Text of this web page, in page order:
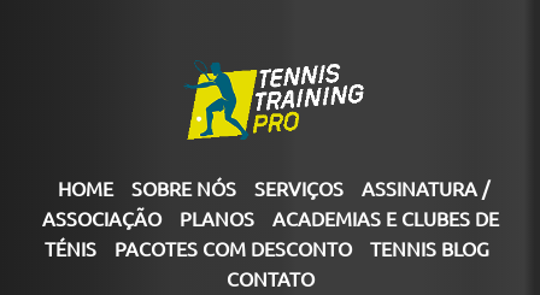
HOME SOBRE NÓS SERVIÇOS
ASSINATURA /
ASSOCIAÇÃO
PLANOS
ACADEMIAS E CLUBES DE
TÉNIS
PACOTES COM DESCONTO
TENNIS BLOG
CONTATO